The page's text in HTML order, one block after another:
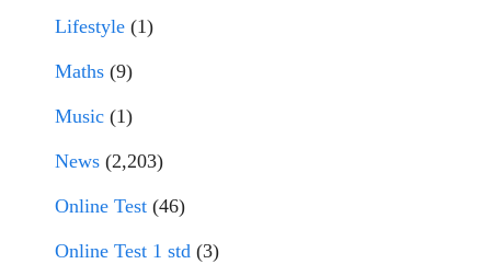
Lifestyle (1)
Maths (9)
Music (1)
News (2,203)
Online Test (46)
Online Test 1 std (3)